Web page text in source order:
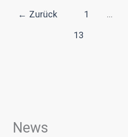
← Zurück 1 …
13
News